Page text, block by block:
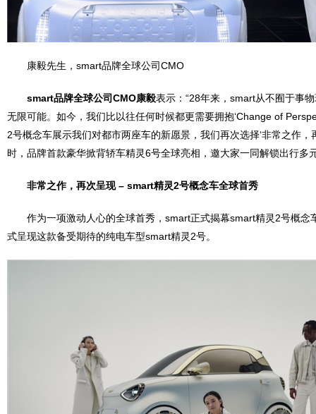
康毅先生，smart品牌全球公司CMO
smart品牌全球公司CMO康毅表示：“28年来，smart从不囿于事
无限可能。如今，我们比以往任何时候都更需要拥抱‘Change of
2号概念车展示我们对都市两座车的新愿景，我们再次选择‘非常之作，
时，品牌首款豪华掀背轿车精灵6号全球亮相，邀大家一同解锁出行多
非常之作，再次呈现– smart精灵2号概念车全球首秀
作为一项激动人心的全球首秀，smart正式揭幕smart精灵2号概念
式呈现这款备受期待的纯电车型smart精灵2号。